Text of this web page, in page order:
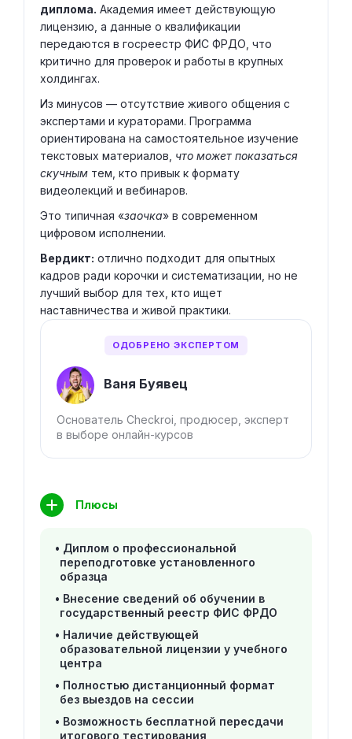
диплома. Академия имеет действующую
лицензию, а данные о квалификации
передаются в госреестр ФИС ФРДО, что
критично для проверок и работы в крупных
холдингах.
Из минусов — отсутствие живого общения с
экспертами и кураторами. Программа
ориентирована на самостоятельное изучение
текстовых материалов, что может показаться
скучным тем, кто привык к формату
видеолекций и вебинаров.
Это типичная «заочка» в современном
цифровом исполнении.
Вердикт: отлично подходит для опытных
кадров ради корочки и систематизации, но не
лучший выбор для тех, кто ищет
наставничества и живой практики.
ОДОБРЕНО ЭКСПЕРТОМ
Ваня Буявец
Основатель Checkroi, продюсер, эксперт
в выборе онлайн-курсов
Плюсы
Диплом о профессиональной
переподготовке установленного
образца
Внесение сведений об обучении в
государственный реестр ФИС ФРДО
Наличие действующей
образовательной лицензии у учебного
центра
Полностью дистанционный формат
без выездов на сессии
Возможность бесплатной пересдачи
итогового тестирования